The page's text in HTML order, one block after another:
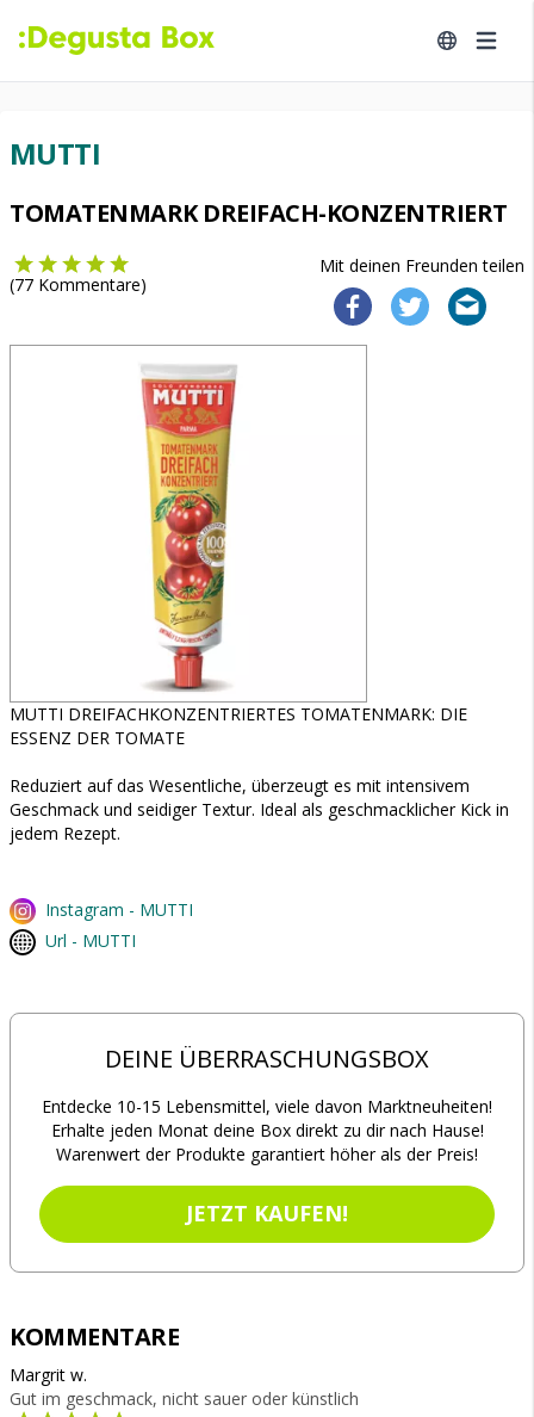
MUTTI
TOMATENMARK DREIFACH-KONZENTRIERT
Mit deinen Freunden teilen
(77 Kommentare)
MUTTI DREIFACHKONZENTRIERTES TOMATENMARK: DIE
ESSENZ DER TOMATE
Reduziert auf das Wesentliche, überzeugt es mit intensivem
Geschmack und seidiger Textur. Ideal als geschmacklicher Kick in
jedem Rezept.
Instagram - MUTTI
Url - MUTTI
DEINE ÜBERRASCHUNGSBOX
Entdecke 10-15 Lebensmittel, viele davon Marktneuheiten!
Erhalte jeden Monat deine Box direkt zu dir nach Hause!
Warenwert der Produkte garantiert höher als der Preis!
JETZT KAUFEN!
KOMMENTARE
Margrit w.
Gut im geschmack, nicht sauer oder künstlich